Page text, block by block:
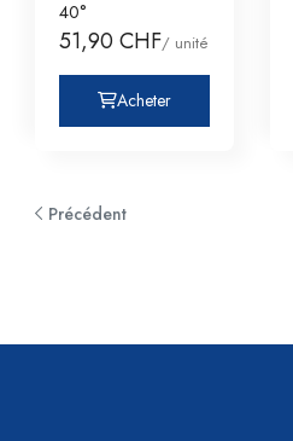
40°
51,90 CHF/ unité
Acheter
Précédent